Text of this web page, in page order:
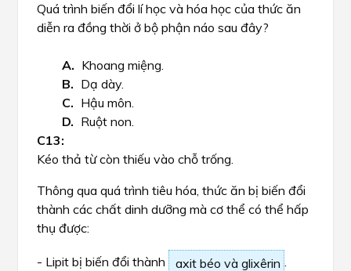
Quá trình biến đổi lí học và hóa học của thức ăn
diễn ra đồng thời ở bộ phận náo sau đây?
Khoang miệng.
Dạ dày.
Hậu môn.
Ruột non.
Kéo thả từ còn thiếu vào chỗ trống.
Thông qua quá trình tiêu hóa, thức ăn bị biến đổi
thành các chất dinh dưỡng mà cơ thể có thể hấp
thụ được:
- Lipit bị biến đổi thành axit béo và glixêrin .